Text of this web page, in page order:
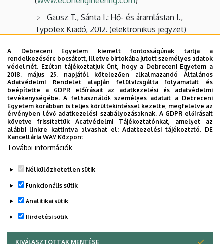
Gausz T., Sánta I.: Hő- és áramlástan I.,
Typotex Kiadó, 2012. (elektronikus jegyzet)
Gausz T., Sánta I.: Hő- és áramlástan II.,
Typotex Kiadó, 2012. (elektronikus jegyzet)
Lajos T.: Az áramlástan alapjai, Műegyetemi
Kiadó, Budapest, 2004.
Író B.: Hő- és áramlástan, Universitas-Győr
Nonprofit Kft., Győr, 2011.
Oktatás helyszíne
Debreceni Egyetem Műszaki Kar
Legutóbbi frissítés: 2023. 09. 05. 14:59
A Debreceni Egyetem kiemelt fontosságúnak tartja a
rendelkezésére bocsátott, illetve birtokába jutott személyes adatok
védelmét. Ezúton tájékoztatjuk Önt, hogy a Debreceni Egyetem a
2018. május 25. napjától kötelezően alkalmazandó Általános
Adatvédelmi Rendelet alapján felülvizsgálta folyamatait és
beépítette a GDPR előírásait az adatkezelési és adatvédelmi
tevékenységébe. A felhasználók személyes adatait a Debreceni
Egyetem korábban is teljes körültekintéssel kezelte, megfelelve az
érvényben lévő adatkezelési szabályozásoknak. A GDPR előírásait
követve frissítettük Adatvédelmi Tájékoztatónkat, amelyet az
alábbi linkre kattintva olvashat el:Adatkezelési tájékoztató. DE
Kancellária WAV Központ
További információk
Nélkülözhetetlen sütik
Funkcionális sütik
Analitikai sütik
Hirdetési sütik
KIVÁLASZTOTTAK MENTÉSE
WITHDRAW CONSENT